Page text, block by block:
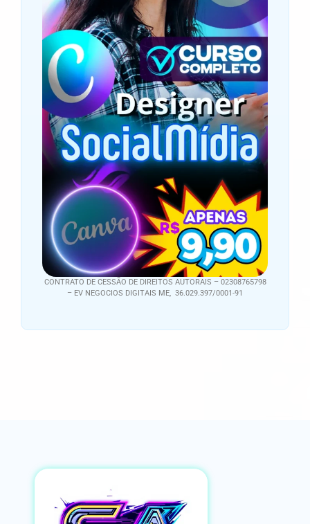
CONTRATO DE CESSÃO DE DIREITOS AUTORAIS – 02308765798
– EV NEGOCIOS DIGITAIS ME, 36.029.397/0001-91